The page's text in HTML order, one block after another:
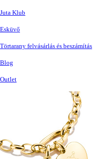
Juta Klub
Esküvő
Törtarany felvásárlás és beszámítás
Blog
Outlet